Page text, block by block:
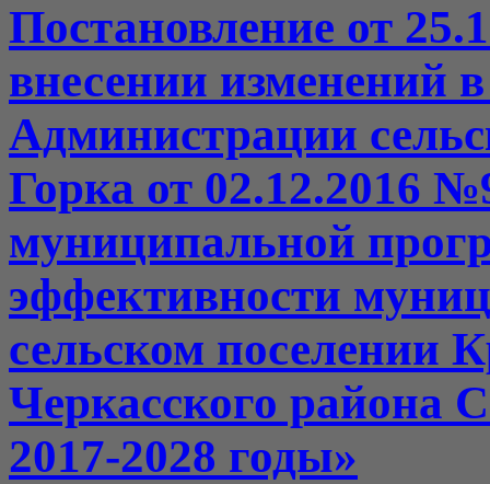
Постановление от
внесении изменений
Администрации
Горка от 02.12.2016
муниципальной
эффективности
сельском поселении
Черкасского района
2017-2028 годы»